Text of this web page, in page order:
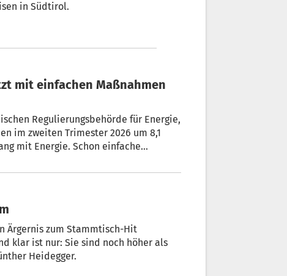
in Südtirol.
mit einfachen Maßnahmen
Energie,
im zweiten Trimester 2026 um 8,1
mit Energie. Schon einfache
Ärgernis zum Stammtisch-Hit
klar ist nur: Sie sind noch höher als
Heidegger.